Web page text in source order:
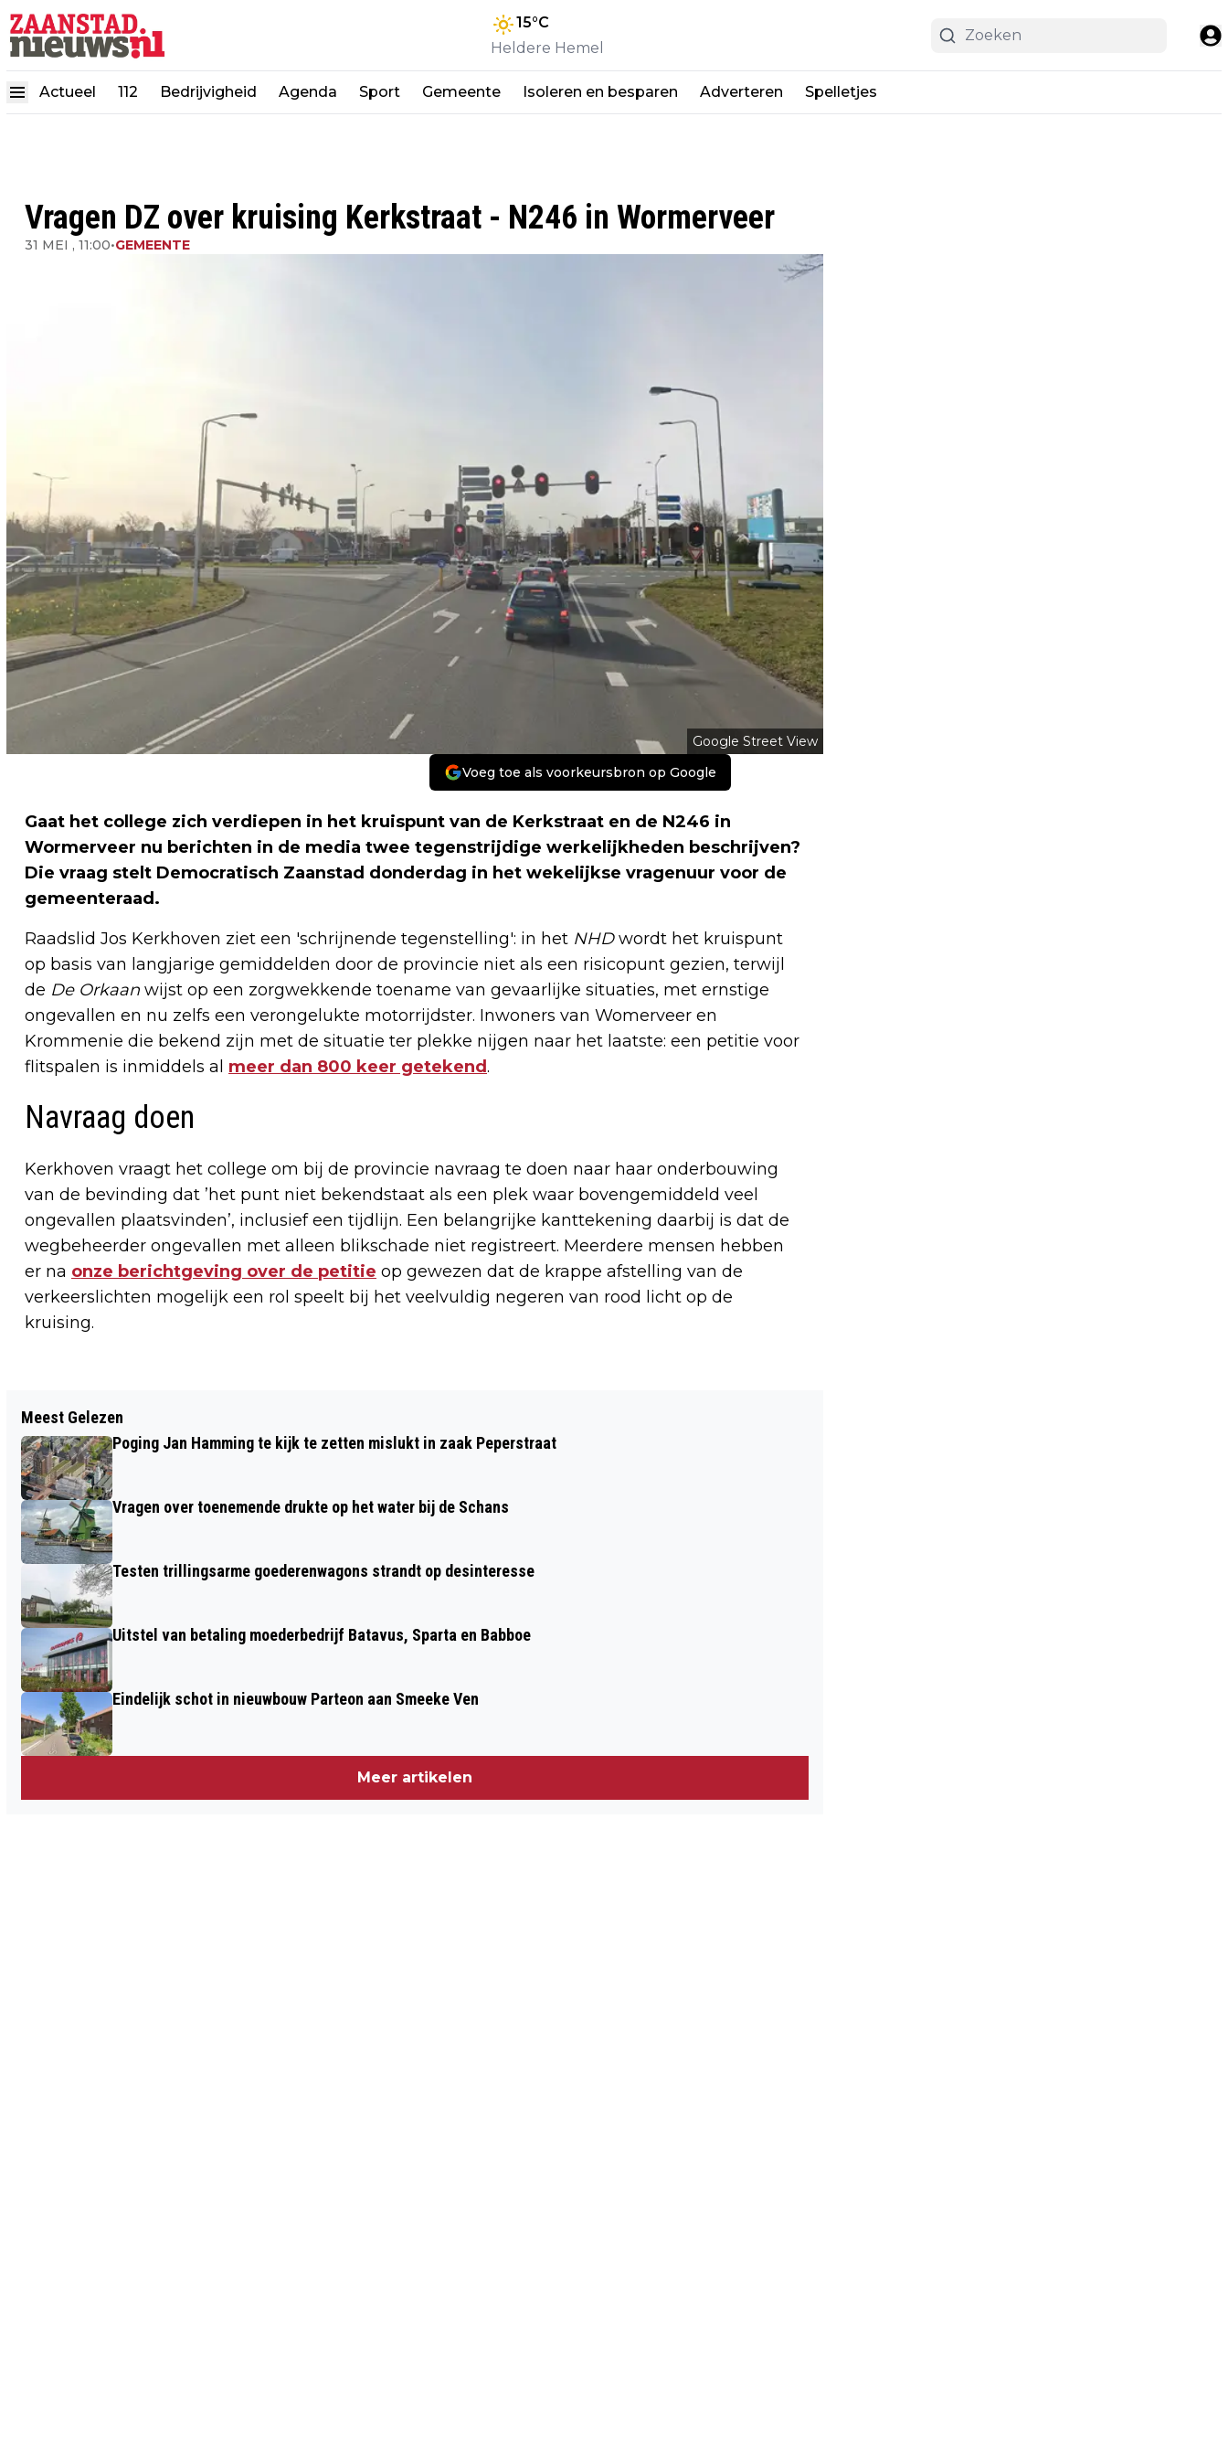
15°C
Heldere Hemel
Actueel 112 Bedrijvigheid Agenda Sport Gemeente Isoleren en besparen Adverteren Spelletjes
Vragen DZ over kruising Kerkstraat - N246 in Wormerveer
31 MEI , 11:00•GEMEENTE
Google Street View
Voeg toe als voorkeursbron op Google
Gaat het college zich verdiepen in het kruispunt van de Kerkstraat en de N246 in
Wormerveer nu berichten in de media twee tegenstrijdige werkelijkheden beschrijven?
Die vraag stelt Democratisch Zaanstad donderdag in het wekelijkse vragenuur voor de
gemeenteraad.
Raadslid Jos Kerkhoven ziet een 'schrijnende tegenstelling': in het NHDwordt het kruispunt
op basis van langjarige gemiddelden door de provincie niet als een risicopunt gezien, terwijl
de De Orkaan wijst op een zorgwekkende toename van gevaarlijke situaties, met ernstige
ongevallen en nu zelfs een verongelukte motorrijdster. Inwoners van Womerveer en
Krommenie die bekend zijn met de situatie ter plekke nijgen naar het laatste: een petitie voor
flitspalen is inmiddels al meer dan 800 keer getekend.
Navraag doen
Kerkhoven vraagt het college om bij de provincie navraag te doen naar haar onderbouwing
van de bevinding dat ’het punt niet bekendstaat als een plek waar bovengemiddeld veel
ongevallen plaatsvinden’, inclusief een tijdlijn. Een belangrijke kanttekening daarbij is dat de
wegbeheerder ongevallen met alleen blikschade niet registreert. Meerdere mensen hebben
er na onze berichtgeving over de petitie op gewezen dat de krappe afstelling van de
verkeerslichten mogelijk een rol speelt bij het veelvuldig negeren van rood licht op de
kruising.
DOOR ZAANSE PILOT 173
ASIELZOEKERS AAN WERK GEHOLPEN
PARKEREN WERKBUS VOOR ZZP'ERS?
Meest Gelezen
Poging Jan Hamming te kijk te zetten mislukt in zaak Peperstraat
Vragen over toenemende drukte op het water bij de Schans
Testen trillingsarme goederenwagons strandt op desinteresse
Uitstel van betaling moederbedrijf Batavus, Sparta en Babboe
Eindelijk schot in nieuwbouw Parteon aan Smeeke Ven
Meer artikelen